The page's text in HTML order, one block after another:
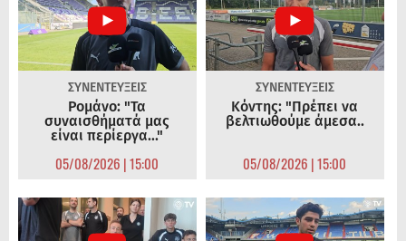
ΣΥΝΕΝΤΕΥΞΕΙΣ
Ρομάνο: "Τα
συναισθήματά μας
είναι περίεργα..."
05/08/2026 | 15:00
ΣΥΝΕΝΤΕΥΞΕΙΣ
Κόντης: "Πρέπει να
βελτιωθούμε άμεσα..
05/08/2026 | 15:00